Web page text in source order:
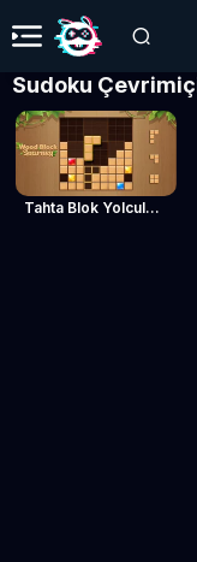
Sudoku
Tahta Blok Yolculuğu